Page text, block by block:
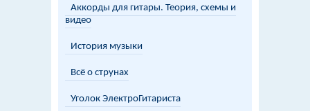
Аккорды для гитары. Теория, схемы и
видео
История музыки
Всё о струнах
Уголок ЭлектроГитариста